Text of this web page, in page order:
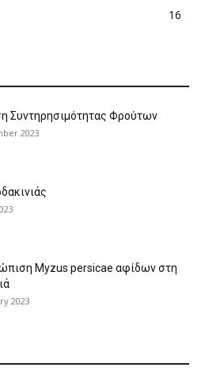
16
Συντηρησιμότητας Φρούτων
2023
Myzus persicae αφίδων στη
2023